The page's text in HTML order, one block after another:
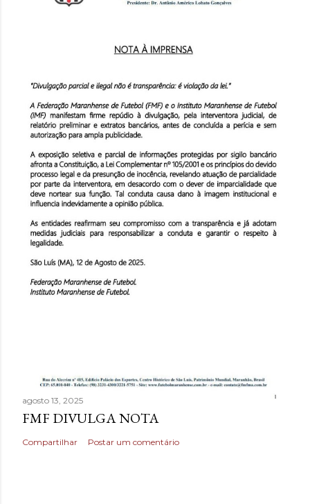
agosto 13, 2025
FMF DIVULGA NOTA
Compartilhar Postar um comentário